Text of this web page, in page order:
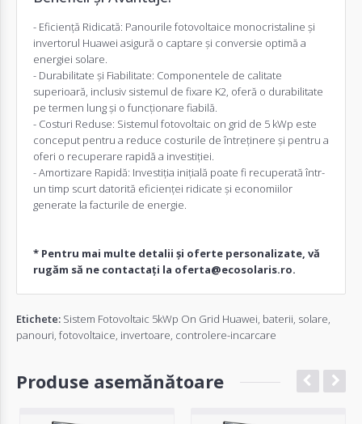
- Eficiență Ridicată: Panourile fotovoltaice monocristaline și
invertorul Huawei asigură o captare și conversie optimă a
energiei solare.
- Durabilitate și Fiabilitate: Componentele de calitate
superioară, inclusiv sistemul de fixare K2, oferă o durabilitate
pe termen lung și o funcționare fiabilă.
- Costuri Reduse: Sistemul fotovoltaic on grid de 5 kWp este
conceput pentru a reduce costurile de întreținere și pentru a
oferi o recuperare rapidă a investiției.
- Amortizare Rapidă: Investiția inițială poate fi recuperată într-
un timp scurt datorită eficienței ridicate și economiilor
generate la facturile de energie.
* Pentru mai multe detalii și oferte personalizate, vă
rugăm să ne contactați la oferta@ecosolaris.ro.
Etichete: Sistem Fotovoltaic 5kWp On Grid Huawei baterii solare
panouri fotovoltaice invertoare controlere-incarcare
Produse asemănătoare